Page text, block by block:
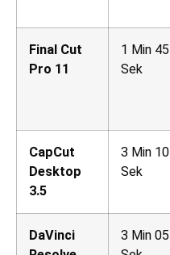
Final Cut
Pro 11
1 Min 45
Sek
CapCut
Desktop
3.5
3 Min 10
Sek
DaVinci
3 Min 05